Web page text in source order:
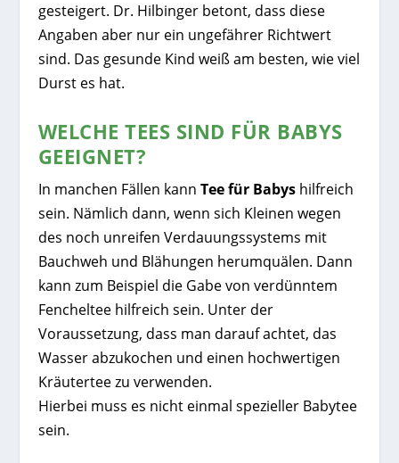
gesteigert. Dr. Hilbinger betont, dass diese
Angaben aber nur ein ungefährer Richtwert
sind. Das gesunde Kind weiß am besten, wie viel
Durst es hat.
WELCHE TEES SIND FÜR BABYS
GEEIGNET?
In manchen Fällen kann Tee für Babyshilfreich
sein. Nämlich dann, wenn sich Kleinen wegen
des noch unreifen Verdauungssystems mit
Bauchweh und Blähungen herumquälen. Dann
kann zum Beispiel die Gabe von verdünntem
Fencheltee hilfreich sein. Unter der
Voraussetzung, dass man darauf achtet, das
Wasser abzukochen und einen hochwertigen
Kräutertee zu verwenden.
Hierbei muss es nicht einmal spezieller Babytee
sein.